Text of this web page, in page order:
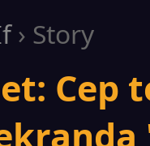
› Story
Cep